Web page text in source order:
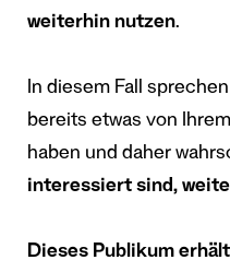
weiterhin nutzen.
In diesem Fall
bereits etwas von
haben und daher
interessiert sind,
Dieses Publikum